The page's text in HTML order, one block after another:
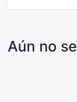
Aún no